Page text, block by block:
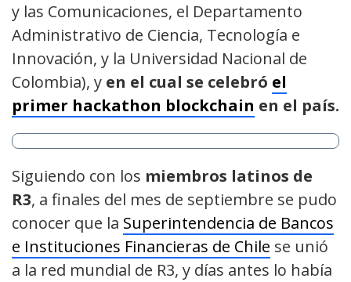
y las Comunicaciones, el Departamento
Administrativo de Ciencia, Tecnología e
Innovación, y la Universidad Nacional de
Colombia), y en el cual se celebró el
primer hackathon blockchain en el país.
Siguiendo con los miembros latinos de
R3, a finales del mes de septiembre se pudo
conocer que la Superintendencia de Bancos
e Instituciones Financieras de Chile se unió
a la red mundial de R3, y días antes lo había